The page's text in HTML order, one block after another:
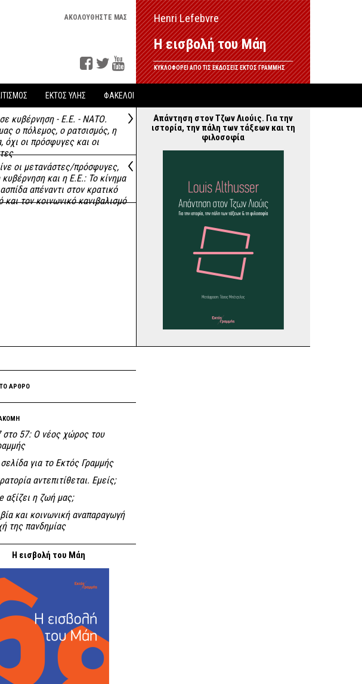
ΑΚΟΛΟΥΘΗΣΤΕ ΜΑΣ Henri Lefebvre
Η εισβολή του Μάη
ΚΥΚΛΟΦΟΡΕΙ ΑΠΟ ΤΙΣ ΕΚΔΟΣΕΙΣ ΕΚΤΟΣ ΓΡΑΜΜΗΣ
ΕΚΤΟΣ ΥΛΗΣ ΦΑΚΕΛΟΙ
σε κυβέρνηση - Ε.Ε. - ΝΑΤΟ.
ο πόλεμος, ο ρατσισμός, η
όχι οι πρόσφυγες και οι
οι μετανάστες/πρόσφυγες,
κυβέρνηση και η Ε.Ε.: Το κίνημα
ασπίδα απέναντι στον κρατικό
και τον κοινωνικό κανιβαλισμό
Απάντηση στον Τζων Λιούις. Για την
ιστορία, την πάλη των τάξεων και τη
φιλοσοφία
ΑΡΘΡΟ
στο 57: Ο νέος χώρος του
για το Εκτός Γραμμής
αντεπιτίθεται. Εμείς;
αξίζει η ζωή μας;
και κοινωνική αναπαραγωγή
της πανδημίας
Η εισβολή του Μάη